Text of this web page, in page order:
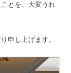
とを、大変うれ
申し上げます。